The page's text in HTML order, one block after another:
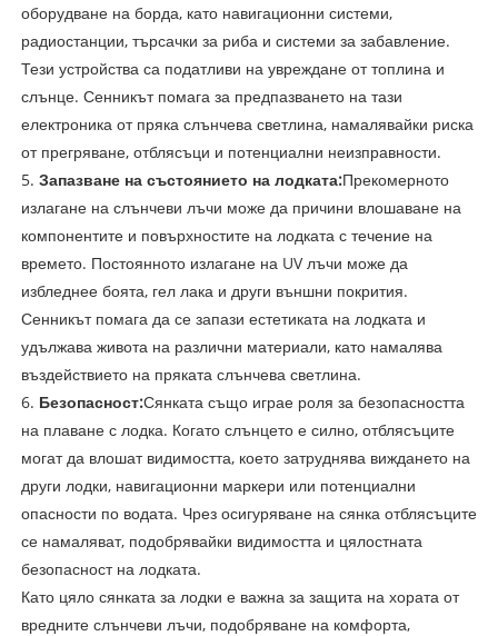
оборудване на борда, като навигационни системи,
радиостанции, търсачки за риба и системи за забавление.
Тези устройства са податливи на увреждане от топлина и
слънце. Сенникът помага за предпазването на тази
електроника от пряка слънчева светлина, намалявайки риска
от прегряване, отблясъци и потенциални неизправности.
5. Запазване на състоянието на лодката:Прекомерното
излагане на слънчеви лъчи може да причини влошаване на
компонентите и повърхностите на лодката с течение на
времето. Постоянното излагане на UV лъчи може да
избледнее боята, гел лака и други външни покрития.
Сенникът помага да се запази естетиката на лодката и
удължава живота на различни материали, като намалява
въздействието на пряката слънчева светлина.
6. Безопасност:Сянката също играе роля за безопасността
на плаване с лодка. Когато слънцето е силно, отблясъците
могат да влошат видимостта, което затруднява виждането на
други лодки, навигационни маркери или потенциални
опасности по водата. Чрез осигуряване на сянка отблясъците
се намаляват, подобрявайки видимостта и цялостната
безопасност на лодката.
Като цяло сянката за лодки е важна за защита на хората от
вредните слънчеви лъчи, подобряване на комфорта,